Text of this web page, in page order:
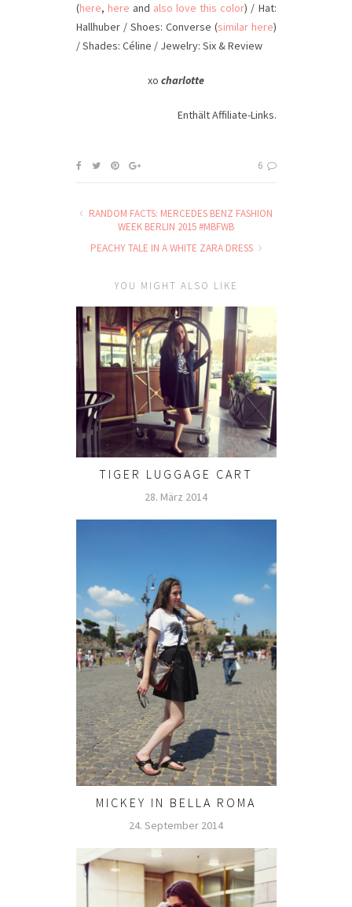
(here, here and also love this color) / Hat:
Hallhuber / Shoes: Converse (similar here)
/ Shades: Céline / Jewelry: Six & Review
xo charlotte
Enthält Affiliate-Links.
6
RANDOM FACTS: MERCEDES BENZ FASHION
WEEK BERLIN 2015 #MBFWB
PEACHY TALE IN A WHITE ZARA DRESS
YOU MIGHT ALSO LIKE
TIGER LUGGAGE CART
28. März 2014
MICKEY IN BELLA ROMA
24. September 2014